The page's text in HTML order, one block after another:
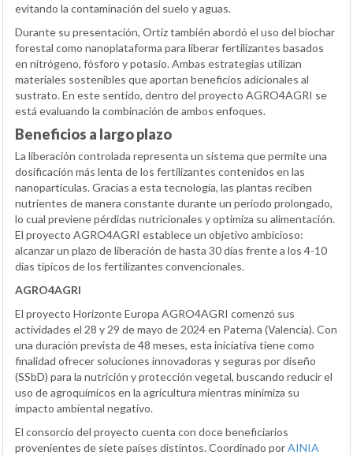
evitando la contaminación del suelo y aguas.
Durante su presentación, Ortiz también abordó el uso del biochar
forestal como nanoplataforma para liberar fertilizantes basados
en nitrógeno, fósforo y potasio. Ambas estrategias utilizan
materiales sostenibles que aportan beneficios adicionales al
sustrato. En este sentido, dentro del proyecto AGRO4AGRI se
está evaluando la combinación de ambos enfoques.
Beneficios a largo plazo
La liberación controlada representa un sistema que permite una
dosificación más lenta de los fertilizantes contenidos en las
nanopartículas. Gracias a esta tecnología, las plantas reciben
nutrientes de manera constante durante un periodo prolongado,
lo cual previene pérdidas nutricionales y optimiza su alimentación.
El proyecto AGRO4AGRI establece un objetivo ambicioso:
alcanzar un plazo de liberación de hasta 30 días frente a los 4-10
días típicos de los fertilizantes convencionales.
AGRO4AGRI
El proyecto Horizonte Europa AGRO4AGRI comenzó sus
actividades el 28 y 29 de mayo de 2024 en Paterna (Valencia). Con
una duración prevista de 48 meses, esta iniciativa tiene como
finalidad ofrecer soluciones innovadoras y seguras por diseño
(SSbD) para la nutrición y protección vegetal, buscando reducir el
uso de agroquímicos en la agricultura mientras minimiza su
impacto ambiental negativo.
El consorcio del proyecto cuenta con doce beneficiarios
provenientes de siete países distintos. Coordinado porAINIA